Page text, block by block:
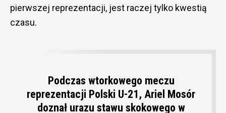
pierwszej reprezentacji, jest raczej tylko kwestią
czasu.
Podczas wtorkowego meczu
reprezentacji Polski U-21, Ariel Mosór
doznał urazu stawu skokowego w